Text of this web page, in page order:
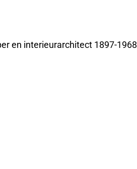
en interieurarchitect 1897-1968